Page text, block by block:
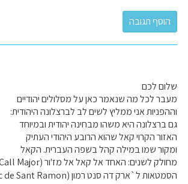
שלום לכם
מעבר לכל מה שנאמר כאן על מסלולים יהודיים
וההפניות אני ממליץ לשים לב לברצלונה היהודית:
גם ברצלונה היא משהו מבחינה יהודית ובמיוחד
האזור הקרוי קאל שהוא הרובע היהודי העתיק
ומקור שמו במילה קהל בשפה העברית. הקאל